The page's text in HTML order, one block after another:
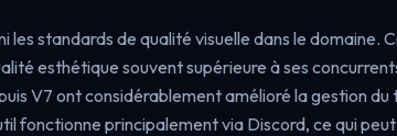
standards de qualité visuelle dans le domaine.
esthétique souvent supérieure à ses
V7 ont considérablement amélioré la gestion du
fonctionne principalement via Discord, ce qui